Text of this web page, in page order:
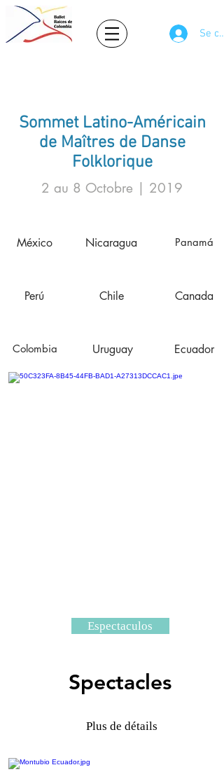
Se
Sommet Latino-Américain
de Maîtres de Danse
Folklorique
2 au 8 Octobre | 2019
México
Perú
Colombia
Nicaragua
Chile
Uruguay
Panamá
Canada
Ecuador
Espectaculos
Spectacles
Plus de détails